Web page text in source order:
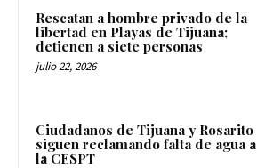
Rescatan a hombre privado de la
libertad en Playas de Tijuana;
detienen a siete personas
julio 22, 2026
Ciudadanos de Tijuana y Rosarito
siguen reclamando falta de agua a
la CESPT